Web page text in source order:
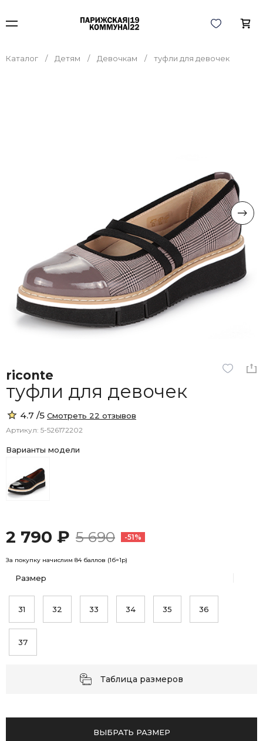
Каталог Детям Девочкам туфли для девочек
riconte
туфли для девочек
4.7 /5 Смотреть 22 отзывов
Артикул: 5-526172202
Варианты модели
2 790 ₽ 5 690 -51%
За покупку начислим 84 баллов (1б=1р)
Размер
31 32 33 34 35 36
37
Таблица размеров
ВЫБРАТЬ РАЗМЕР